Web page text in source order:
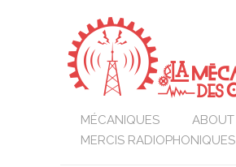
MÉCANIQUES
ABOUT
MERCIS RADIOPHONIQUES